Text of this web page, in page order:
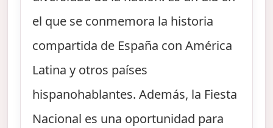
el que se conmemora la historia
compartida de España con América
Latina y otros países
hispanohablantes. Además, la Fiesta
Nacional es una oportunidad para